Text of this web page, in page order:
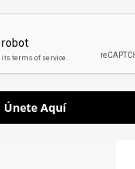
Únete Aquí